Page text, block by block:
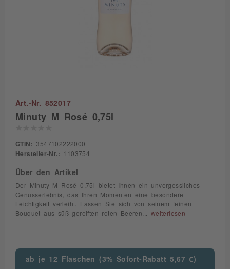
Art.-Nr. 852017
Minuty M Rosé 0,75l
GTIN: 3547102222000
Hersteller-Nr.: 1103754
Über den Artikel
Der Minuty M Rosé 0,75l bietet Ihnen ein unvergessliches
Genusserlebnis, das Ihren Momenten eine besondere
Leichtigkeit verleiht. Lassen Sie sich von seinem feinen
Bouquet aus süß gereiften roten Beeren... weiterlesen
ab je 12 Flaschen (3% Sofort-Rabatt 5,67 €)